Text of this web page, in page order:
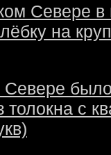
Севере в
на
Севере
с